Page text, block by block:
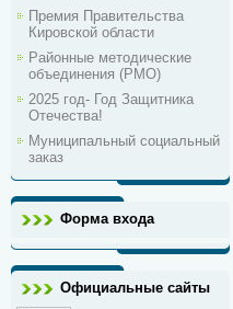
Премия Правительства
Кировской области
Районные методические
объединения (РМО)
2025 год- Год Защитника
Отечества!
Муниципальный социальный
заказ
Форма входа
Официальные сайты